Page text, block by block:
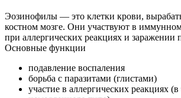
Эозинофилы — это клетки крови,
костном мозге. Они участвуют в
при аллергических реакциях и заражении
Основные функции
подавление воспаления
борьба с паразитами (глистами)
участие в аллергических реакциях